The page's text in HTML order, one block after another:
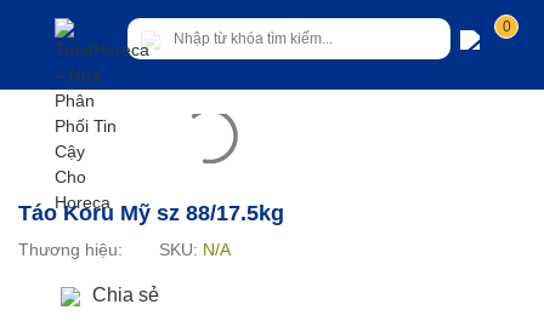
0
Táo Koru Mỹ sz 88/17.5kg
Thương hiệu: SKU: N/A
Chia sẻ